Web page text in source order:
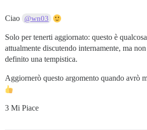
Ciao @wn03
Solo per tenerti aggiornato: questo è
attualmente discutendo internamente, ma
definito una tempistica.
Aggiornerò questo argomento quando avrò
3 Mi Piace